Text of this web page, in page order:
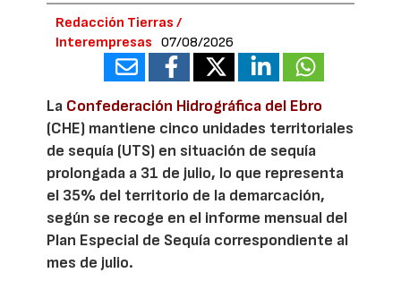
Redacción Tierras /
Interempresas
07/08/2026
La Confederación Hidrográfica del Ebro
(CHE) mantiene cinco unidades territoriales
de sequía (UTS) en situación de sequía
prolongada a 31 de julio, lo que representa
el 35% del territorio de la demarcación,
según se recoge en el informe mensual del
Plan Especial de Sequía correspondiente al
mes de julio.